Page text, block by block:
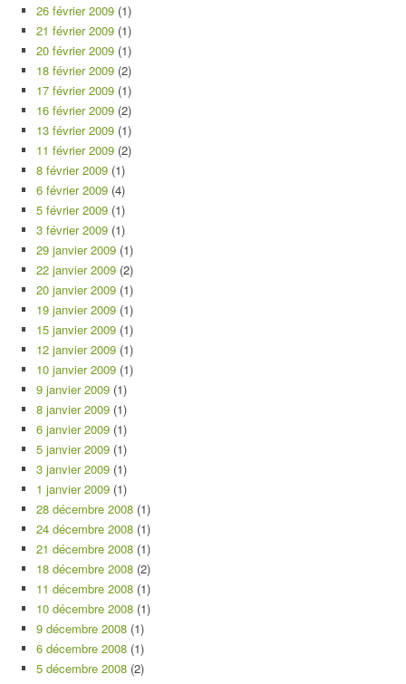
26 février 2009 (1)
21 février 2009 (1)
20 février 2009 (1)
18 février 2009 (2)
17 février 2009 (1)
16 février 2009 (2)
13 février 2009 (1)
11 février 2009 (2)
8 février 2009 (1)
6 février 2009 (4)
5 février 2009 (1)
3 février 2009 (1)
29 janvier 2009 (1)
22 janvier 2009 (2)
20 janvier 2009 (1)
19 janvier 2009 (1)
15 janvier 2009 (1)
12 janvier 2009 (1)
10 janvier 2009 (1)
9 janvier 2009 (1)
8 janvier 2009 (1)
6 janvier 2009 (1)
5 janvier 2009 (1)
3 janvier 2009 (1)
1 janvier 2009 (1)
28 décembre 2008 (1)
24 décembre 2008 (1)
21 décembre 2008 (1)
18 décembre 2008 (2)
11 décembre 2008 (1)
10 décembre 2008 (1)
9 décembre 2008 (1)
6 décembre 2008 (1)
5 décembre 2008 (2)